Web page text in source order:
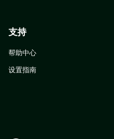
支持
帮助中心
设置指南